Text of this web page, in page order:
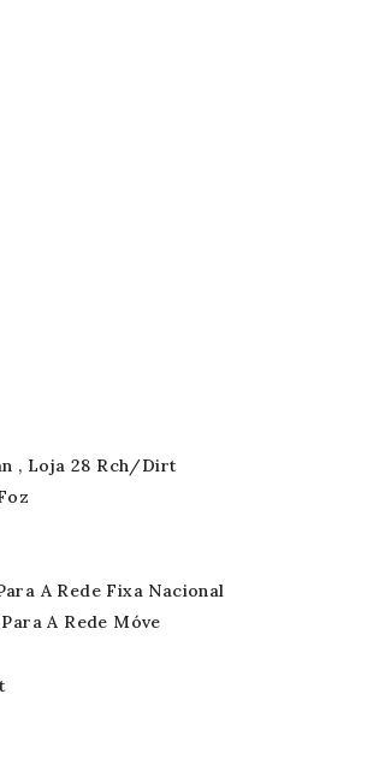
, Loja 28 Rch/Dirt
A Rede Fixa Nacional
A Rede Móve